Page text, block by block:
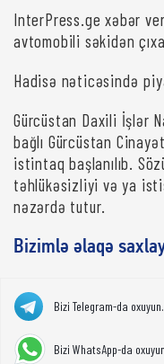
InterPress.ge xəbər
avtomobili səkidən
Hadisə nəticəsində
Gürcüstan Daxili İşlər
bağlı Gürcüstan
istintaq başlanılıb.
təhlükəsizliyi və ya
nəzərdə tutur.
Bizimlə əlaqə
Bizi Telegram-da
Bizi WhatsApp-da